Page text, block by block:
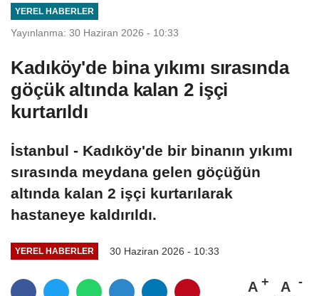
YEREL HABERLER
Yayınlanma: 30 Haziran 2026 - 10:33
Kadıköy'de bina yıkımı sırasında
göçük altında kalan 2 işçi
kurtarıldı
İstanbul - Kadıköy'de bir binanın yıkımı
sırasında meydana gelen göçüğün
altında kalan 2 işçi kurtarılarak
hastaneye kaldırıldı.
YEREL HABERLER 30 Haziran 2026 - 10:33
A A